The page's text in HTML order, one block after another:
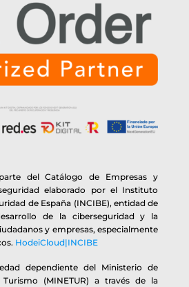
del Catálogo de Empresas y
elaborado por el Instituto
de España (INCIBE), entidad de
de la ciberseguridad y la
y empresas, especialmente
HodeiCloud|INCIBE
dependiente del Ministerio de
(MINETUR) a través de la